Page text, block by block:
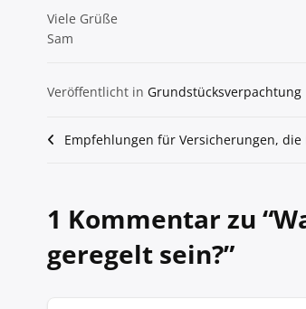
Viele Grüße
Sam
Veröffentlicht in Grundstücksverpachtung
Beitragsnavigation
Empfehlungen für Versicherungen,
1 Kommentar zu “
geregelt sein?”